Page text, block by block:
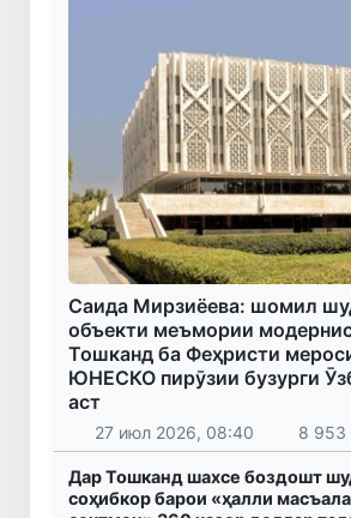
Саида Мирзиёева: шомил
объекти меъмории
Тошканд ба Феҳристи
ЮНЕСКО пирӯзии бузурги
аст
27 июл 2026, 08:40 8 953
Дар Тошканд шахсе боздошт
соҳибкор барои «ҳалли